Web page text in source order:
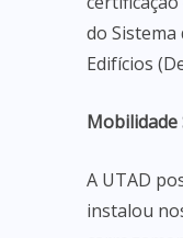
do Sistema
Edifícios
Mobilidade
A UTAD
instalou